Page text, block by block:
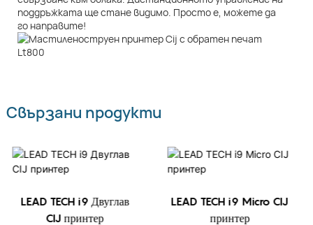
поддръжката ще стане видимо. Просто е, можете да
го направите!
Свързани продукти
LEAD TECH i9 Двуглав
CIJ принтер
LEAD TECH i9 Micro CIJ
принтер